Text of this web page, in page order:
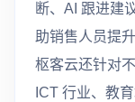
断、AI 跟进建
助销售人员提
枢客云还针对
ICT 行业、教